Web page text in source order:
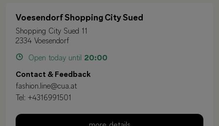
Voesendorf Shopping City Sued
Shopping City Sued 11
2334 Voesendorf
Open today until 20:00
Contact & Feedback
fashion.line@cua.at
Tel: +4316991501